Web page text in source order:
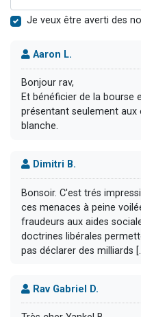
Je veux être averti des
Aaron L.
Bonjour rav,
Et bénéficier de la bourse
présentant seulement
blanche.
Dimitri B.
Bonsoir. C'est trés
ces menaces à peine
fraudeurs aux aides
doctrines libérales
pas déclarer des milliards
Rav Gabriel D.